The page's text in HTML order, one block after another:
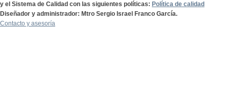
y el Sistema de Calidad con las siguientes políticas: Política de calidad
Diseñador y administrador: Mtro Sergio Israel Franco García.
Contacto y asesoría